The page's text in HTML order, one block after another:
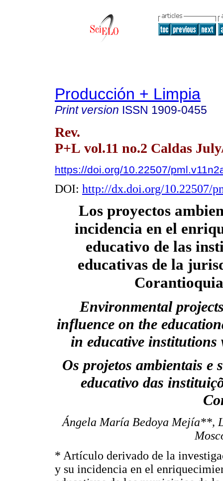
Producción + Limpia
Print version ISSN 1909-0455
Rev.
P+L vol.11 no.2 Caldas
https://doi.org/10.22507/
DOI: http://dx.doi.org/10.22507/
Los proyectos
incidencia en el
educativo de las
educativas de la
Corantioquia
Environmental
influence on the
in educative
Os projetos ambientais e
educativo das
Ángela María Bedoya Mejía**,
* Artículo derivado de la
y su incidencia en el